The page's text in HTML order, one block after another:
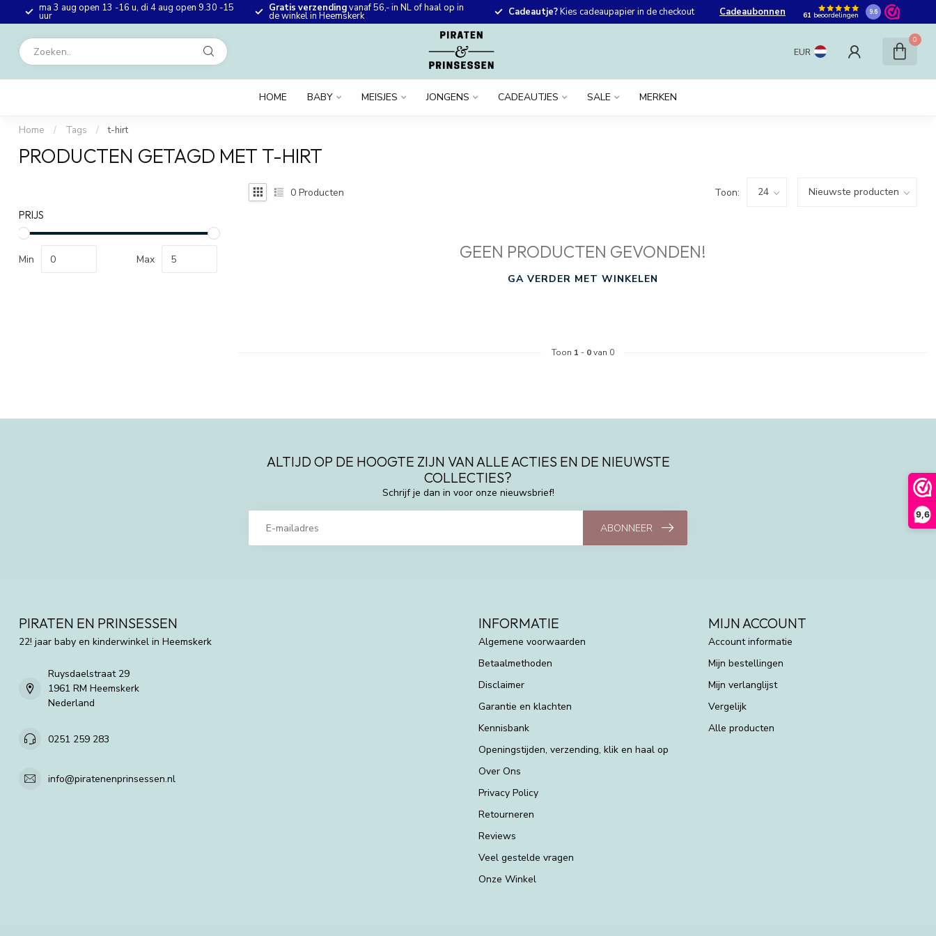
9,6
ma 3 aug open 13 -16 u, di 4 aug open 9.30 -15
uur
Gratis verzendingvanaf 56,- in NL of haal op in
de winkel in Heemskerk Cadeautje?Kies cadeaupapier in de checkout Cadeaubonnen 61 beoordelingen 9.6
EUR
0
HOME BABY MEISJES JONGENS CADEAUTJES SALE MERKEN
Home / Tags / t-hirt
PRODUCTEN GETAGD MET T-HIRT
PRIJS
Min Max
0 Producten Toon:
GEEN PRODUCTEN GEVONDEN!
GA VERDER MET WINKELEN
Toon 1 - 0van 0
ALTIJD OP DE HOOGTE ZIJN VAN ALLE ACTIES EN DE NIEUWSTE
COLLECTIES?
Schrijf je dan in voor onze nieuwsbrief!
ABONNEER
PIRATEN EN PRINSESSEN
22! jaar baby en kinderwinkel in Heemskerk
Ruysdaelstraat 29
1961 RM Heemskerk
Nederland
0251 259 283
info@piratenenprinsessen.nl
INFORMATIE
Algemene voorwaarden
Betaalmethoden
Disclaimer
Garantie en klachten
Kennisbank
Openingstijden, verzending, klik en haal op
Over Ons
Privacy Policy
Retourneren
Reviews
Veel gestelde vragen
Onze Winkel
MIJN ACCOUNT
Account informatie
Mijn bestellingen
Mijn verlanglijst
Vergelijk
Alle producten